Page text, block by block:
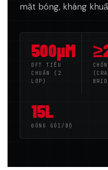
mặt bóng, kháng
500µM
DFT TIÊU
CHUẨN (2
LỚP)
15L
ĐÓNG GÓI/BỘ